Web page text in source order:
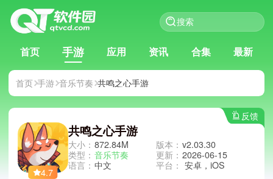
首页 手游 应用 资讯 合集 最新
首页 手游 音乐节奏 共鸣之心手游
反馈
4.7
共鸣之心手游
大小： 872.84M
类型： 音乐节奏
语言： 中文
版本： v2.03.30
更新： 2026-06-15
平台： 安卓，iOS